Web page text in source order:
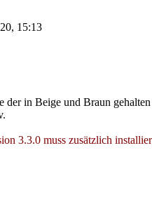
15:13
der in Beige und Braun gehalten
3.3.0 muss zusätzlich